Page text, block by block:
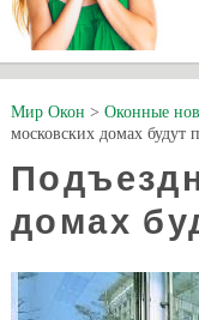
Мир Окон > Оконные
московских домах будут
домах